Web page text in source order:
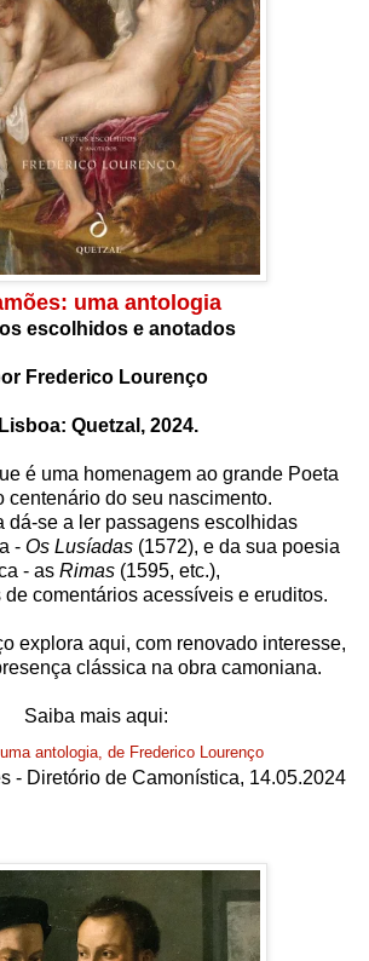
uma antologia
escolhidos e anotados
Frederico Lourenço
Lisboa: Quetzal, 2024.
é uma homenagem ao grande Poeta
centenário do seu nascimento.
dá-se a ler passagens escolhidas
- Os Lusíadas (1572), e da sua poesia
- as Rimas(1595, etc.),
comentários acessíveis e eruditos.
explora aqui, com renovado interesse,
clássica na obra camoniana.
Saiba mais aqui:
antologia, de Frederico Lourenço
- Diretório de Camonística, 14.05.2024